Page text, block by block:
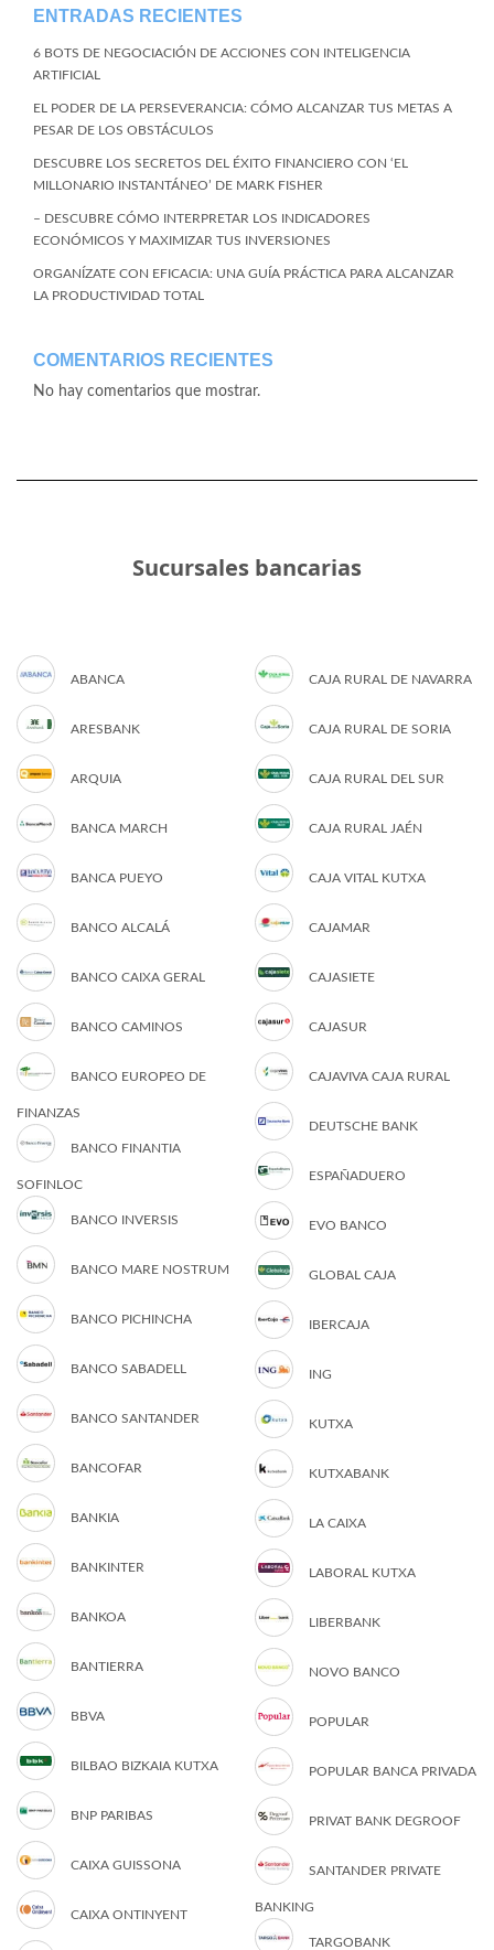
ENTRADAS RECIENTES
6 BOTS DE NEGOCIACIÓN DE ACCIONES CON INTELIGENCIA
ARTIFICIAL
EL PODER DE LA PERSEVERANCIA: CÓMO ALCANZAR TUS METAS A
PESAR DE LOS OBSTÁCULOS
DESCUBRE LOS SECRETOS DEL ÉXITO FINANCIERO CON ‘EL
MILLONARIO INSTANTÁNEO’ DE MARK FISHER
– DESCUBRE CÓMO INTERPRETAR LOS INDICADORES
ECONÓMICOS Y MAXIMIZAR TUS INVERSIONES
ORGANÍZATE CON EFICACIA: UNA GUÍA PRÁCTICA PARA ALCANZAR
LA PRODUCTIVIDAD TOTAL
COMENTARIOS RECIENTES
No hay comentarios que mostrar.
Sucursales bancarias
ABANCA
ARESBANK
ARQUIA
BANCA MARCH
BANCA PUEYO
BANCO ALCALÁ
BANCO CAIXA GERAL
BANCO CAMINOS
BANCO EUROPEO DE
FINANZAS
BANCO FINANTIA
SOFINLOC
BANCO INVERSIS
BANCO MARE NOSTRUM
BANCO PICHINCHA
BANCO SABADELL
BANCO SANTANDER
BANCOFAR
BANKIA
BANKINTER
BANKOA
BANTIERRA
BBVA
BILBAO BIZKAIA KUTXA
BNP PARIBAS
CAIXA GUISSONA
CAIXA ONTINYENT
CAJA RURAL DE NAVARRA
CAJA RURAL DE SORIA
CAJA RURAL DEL SUR
CAJA RURAL JAÉN
CAJA VITAL KUTXA
CAJAMAR
CAJASIETE
CAJASUR
CAJAVIVA CAJA RURAL
DEUTSCHE BANK
ESPAÑADUERO
EVO BANCO
GLOBAL CAJA
IBERCAJA
ING
KUTXA
KUTXABANK
LA CAIXA
LABORAL KUTXA
LIBERBANK
NOVO BANCO
POPULAR
POPULAR BANCA PRIVADA
PRIVAT BANK DEGROOF
SANTANDER PRIVATE
BANKING
TARGOBANK